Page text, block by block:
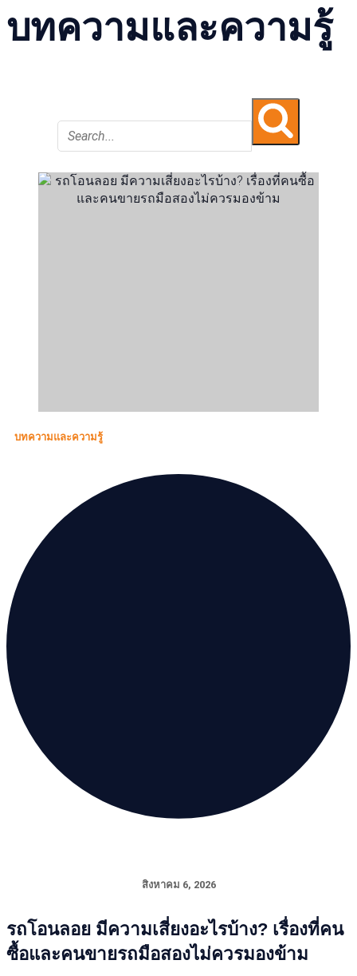
บทความและความรู้
บทความและความรู้
สิงหาคม 6, 2026
รถโอนลอย มีความเสี่ยงอะไรบ้าง? เรื่องที่คน
ซื้อและคนขายรถมือสองไม่ควรมองข้าม